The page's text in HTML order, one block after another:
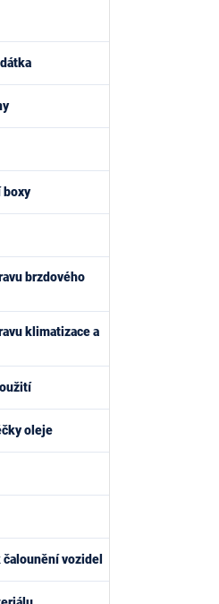
boxy
brzdového
klimatizace a
oleje
vozidel